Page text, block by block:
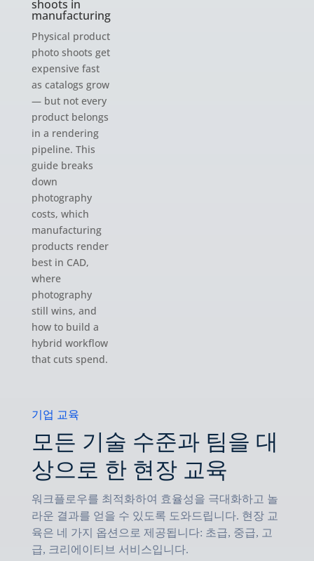
shoots in
manufacturing
Physical product
photo shoots get
expensive fast
as catalogs grow
— but not every
product belongs
in a rendering
pipeline. This
guide breaks
down
photography
costs, which
manufacturing
products render
best in CAD,
where
photography
still wins, and
how to build a
hybrid workflow
that cuts spend.
기업 교육
모든 기술 수준과 팀을 대
상으로 한 현장 교육
워크플로우를 최적화하여 효율성을 극대화하고 놀
라운 결과를 얻을 수 있도록 도와드립니다. 현장 교
육은 네 가지 옵션으로 제공됩니다: 초급, 중급, 고
급, 크리에이티브 서비스입니다.